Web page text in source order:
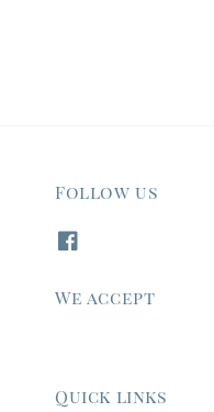
Follow us
We accept
Quick links